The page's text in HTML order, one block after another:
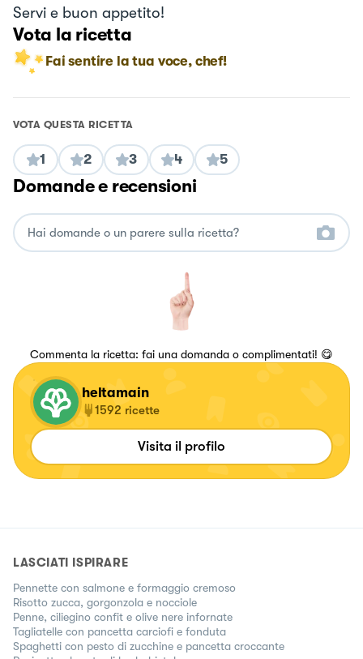
Servi e buon appetito!
Vota la ricetta
Fai sentire la tua voce, chef!
VOTA QUESTA RICETTA
1 2 3 4 5
Domande e recensioni
Commenta la ricetta: fai una domanda o complimentati! 😋
heltamain
1592 ricette
Visita il profilo
LASCIATI ISPIRARE
Pennette con salmone e formaggio cremoso
Risotto zucca, gorgonzola e nocciole
Penne, ciliegino confit e olive nere infornate
Tagliatelle con pancetta carciofi e fonduta
Spaghetti con pesto di zucchine e pancetta croccante